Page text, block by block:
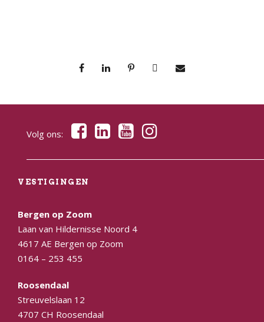
Volg ons:
VESTIGINGEN
Bergen op Zoom
Laan van Hildernisse Noord 4
4617 AE Bergen op Zoom
0164 – 253 455
Roosendaal
Streuvelslaan 12
4707 CH Roosendaal